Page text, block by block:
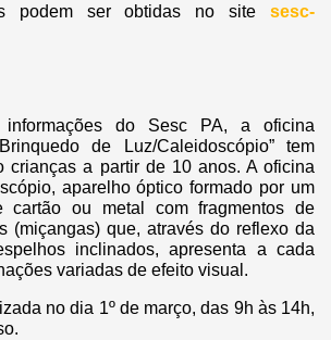
podem ser obtidas no site sesc-
do Sesc PA, a oficina
de Luz/Caleidoscópio” tem
crianças a partir de 10 anos. A oficina
aparelho óptico formado por um
cartão ou metal com fragmentos de
(miçangas) que, através do reflexo da
inclinados, apresenta a cada
variadas de efeito visual.
no dia 1º de março, das 9h às 14h,